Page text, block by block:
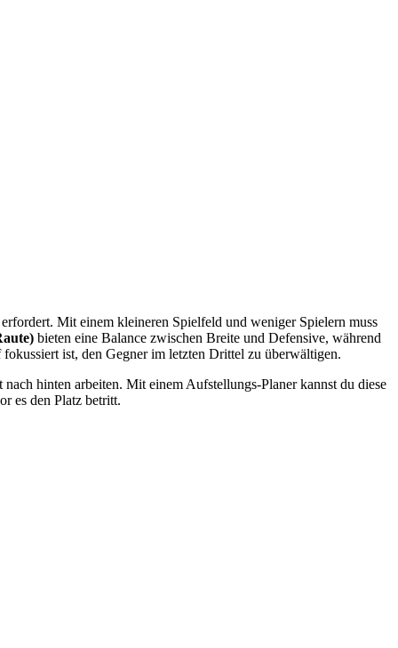
Mit einem kleineren Spielfeld und weniger Spielern muss
bieten eine Balance zwischen Breite und Defensive, während
fokussiert ist, den Gegner im letzten Drittel zu überwältigen.
hinten arbeiten. Mit einem Aufstellungs-Planer kannst du diese
es den Platz betritt.